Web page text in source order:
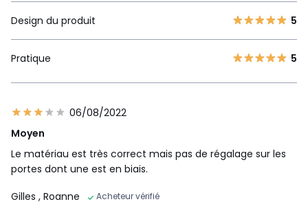
Design du produit 5
Pratique 5
06/08/2022
Moyen
Le matériau est très correct mais pas de régalage sur les
portes dont une est en biais.
Gilles , Roanne Acheteur vérifié